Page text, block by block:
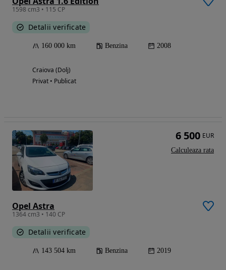
1598 cm3 • 115 CP
Detalii verificate
160 000 km Benzina 2008
Craiova (Dolj)
Privat • Publicat
Opel Astra
1364 cm3 • 140 CP
Detalii verificate
143 504 km Benzina 2019
6 500 EUR
Calculeaza rata